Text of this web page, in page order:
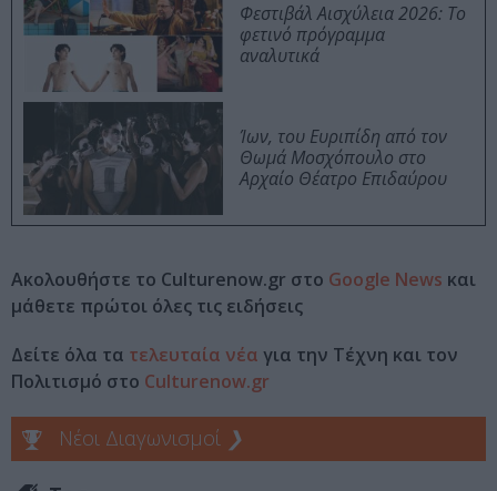
Φεστιβάλ Αισχύλεια 2026: Το
φετινό πρόγραμμα
αναλυτικά
Ίων, του Ευριπίδη από τον
Θωμά Μοσχόπουλο στο
Αρχαίο Θέατρο Επιδαύρου
Ακολουθήστε το Culturenow.gr στο Google News και
μάθετε πρώτοι όλες τις ειδήσεις
Δείτε όλα τα τελευταία νέα για την Τέχνη και τον
Πολιτισμό στο Culturenow.gr
Νέοι Διαγωνισμοί ❯